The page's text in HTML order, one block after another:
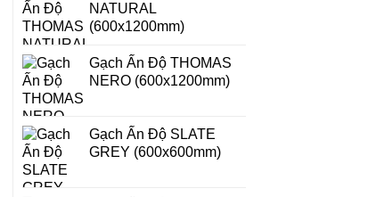
NATURAL
(600x1200mm)
Gạch Ấn Độ THOMAS
NERO (600x1200mm)
Gạch Ấn Độ SLATE
GREY (600x600mm)